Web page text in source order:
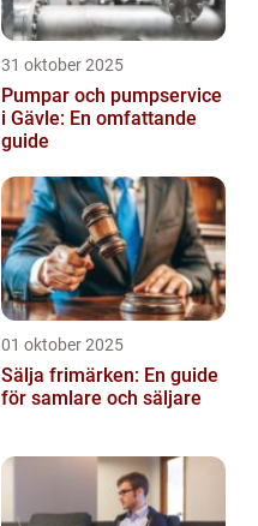
31 oktober 2025
Pumpar och pumpservice
i Gävle: En omfattande
guide
01 oktober 2025
Sälja frimärken: En guide
för samlare och säljare